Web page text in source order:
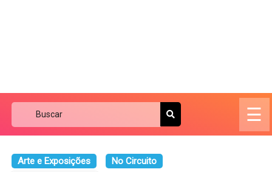
☰
Arte e Exposições No Circuito